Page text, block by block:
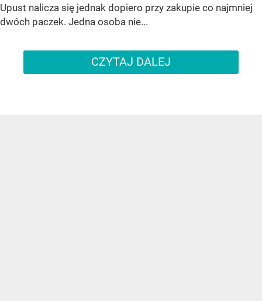
Upust nalicza się jednak dopiero przy zakupie co najmniej
dwóch paczek. Jedna osoba nie...
CZYTAJ DALEJ